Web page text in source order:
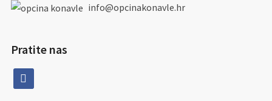
info@opcinakonavle.hr
Pratite nas
facebook